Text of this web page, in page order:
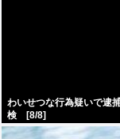
わいせつな行為疑いで
検 [8/8]